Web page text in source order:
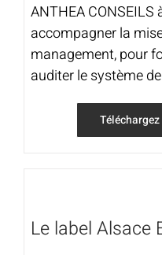
ANTHEA
accompagner la
management, pour
auditer le système
Le label Alsace